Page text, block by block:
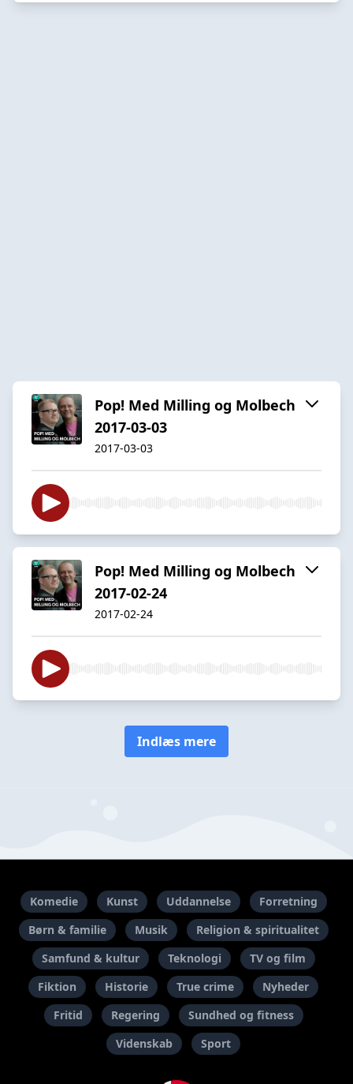
Pop! Med Milling og Molbech
2017-03-03
2017-03-03
Pop! Med Milling og Molbech
2017-02-24
2017-02-24
Indlæs mere
Komedie Kunst Uddannelse
Forretning
Børn & familie
Musik
Religion & spiritualitet
Samfund & kultur
Teknologi
TV og film
Fiktion
Historie True crime
Nyheder
Fritid
Regering
Sundhed og fitness
Videnskab
Sport